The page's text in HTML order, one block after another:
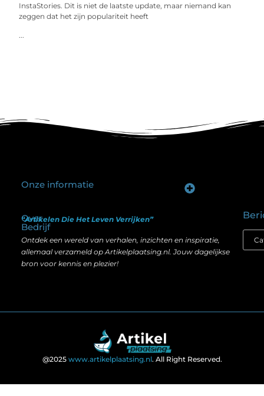
InstaStories. Dit is niet de laatste update, maar niemand kan
zeggen dat het zijn populariteit heeft
...
Over
Bedrijf
“Artikelen Die Het Leven Verrijken”
Ontdek een wereld van verhalen, inzichten en inspiratie,
allemaal verzameld op Artikelplaatsing.nl. Jouw dagelijkse
bron voor kennis en plezier!
Onze informatie
@2025 www.artikelplaatsing.nl. All Right Reserved.